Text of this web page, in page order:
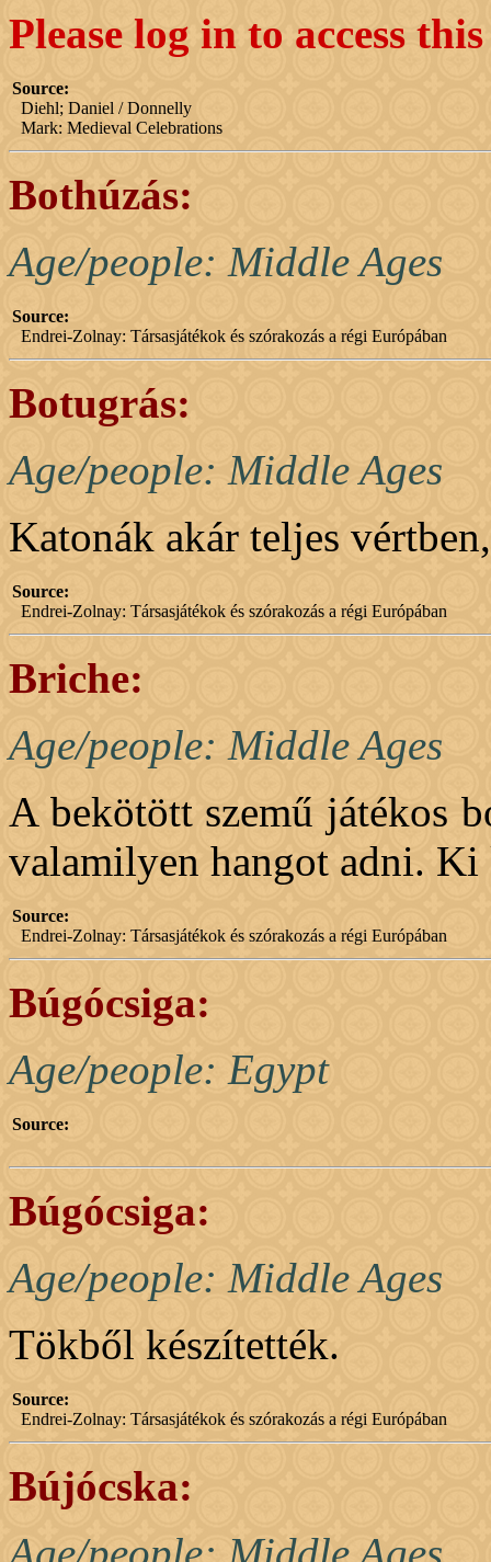
Please log in to access
Source:
Diehl; Daniel / Donnelly
Mark: Medieval Celebrations
Bothúzás:
Age/people: Middle Ages
Source:
Endrei-Zolnay: Társasjátékok és szórakozás a régi Európában
Botugrás:
Age/people: Middle Ages
Katonák akár teljes
Source:
Endrei-Zolnay: Társasjátékok és szórakozás a régi Európában
Briche:
Age/people: Middle Ages
A bekötött szemű játékos
valamilyen hangot adni.
Source:
Endrei-Zolnay: Társasjátékok és szórakozás a régi Európában
Búgócsiga:
Age/people: Egypt
Source:
Búgócsiga:
Age/people: Middle Ages
Tökből készítették.
Source:
Endrei-Zolnay: Társasjátékok és szórakozás a régi Európában
Bújócska: